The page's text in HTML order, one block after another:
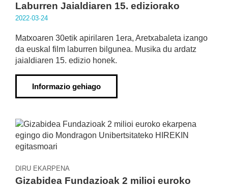
Laburren Jaialdiaren 15. ediziorako
2022·03·24
Matxoaren 30etik apirilaren 1era, Aretxabaleta izango
da euskal film laburren bilgunea. Musika du ardatz
jaialdiaren 15. edizio honek.
Informazio gehiago
DIRU EKARPENA
Gizabidea Fundazioak 2 milioi euroko